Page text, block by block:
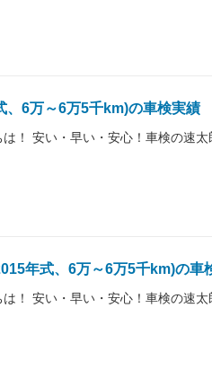
、6万～6万5千km)の車検実績
は！ 安い・早い・安心！車検の速太
年式、6万～6万5千km)の車
は！ 安い・早い・安心！車検の速太